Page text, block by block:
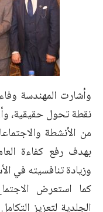
وأشارت المهندسة
نقطة تحول حقيقية،
من الأنشطة
بهدف رفع كفاءة
وزيادة تنافسيته في
كما استعرض